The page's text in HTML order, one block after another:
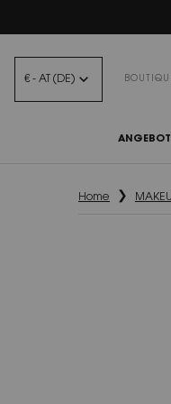
€ - AT (DE)
Home